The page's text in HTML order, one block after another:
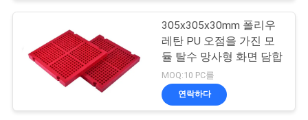
305x305x30mm 폴리우
레탄 PU 오점을 가진 모
듈 탈수 망사형 화면 담합
MOQ:10 PC를
연락하다